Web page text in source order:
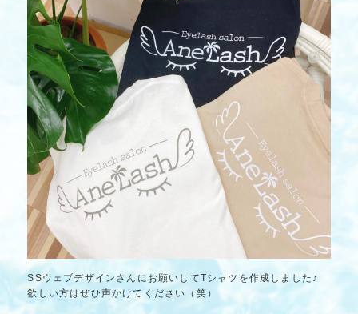
SSウェブデザインさんにお願いしてTシャツを作成しました♪
欲しい方はぜひ声かけてください（笑）